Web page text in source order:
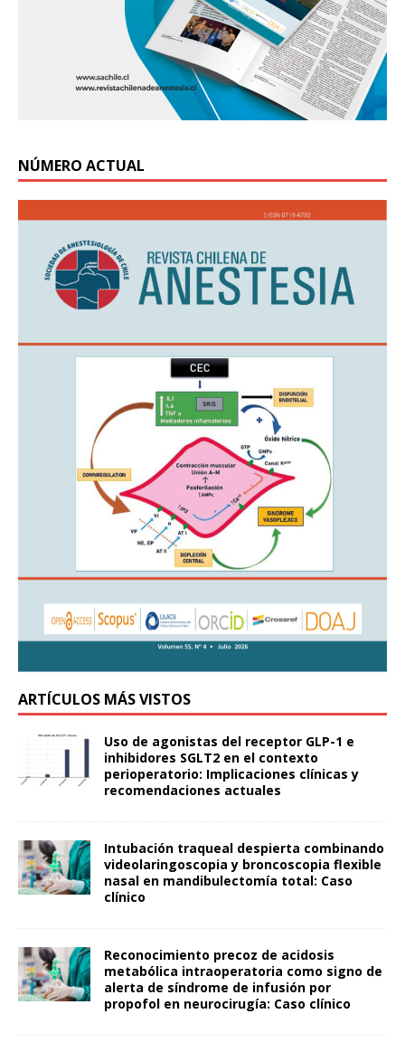
NÚMERO ACTUAL
ARTÍCULOS MÁS VISTOS
Uso de agonistas del receptor GLP-1 e
inhibidores SGLT2 en el contexto
perioperatorio: Implicaciones clínicas y
recomendaciones actuales
Intubación traqueal despierta combinando
videolaringoscopia y broncoscopia flexible
nasal en mandibulectomía total: Caso
clínico
Reconocimiento precoz de acidosis
metabólica intraoperatoria como signo de
alerta de síndrome de infusión por
propofol en neurocirugía: Caso clínico